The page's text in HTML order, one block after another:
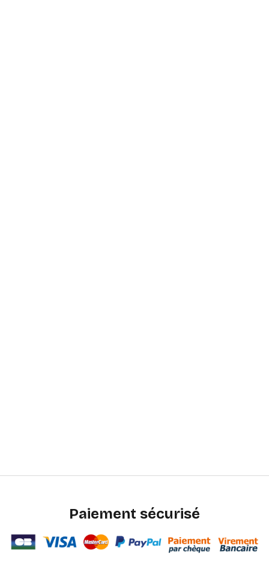
Paiement sécurisé